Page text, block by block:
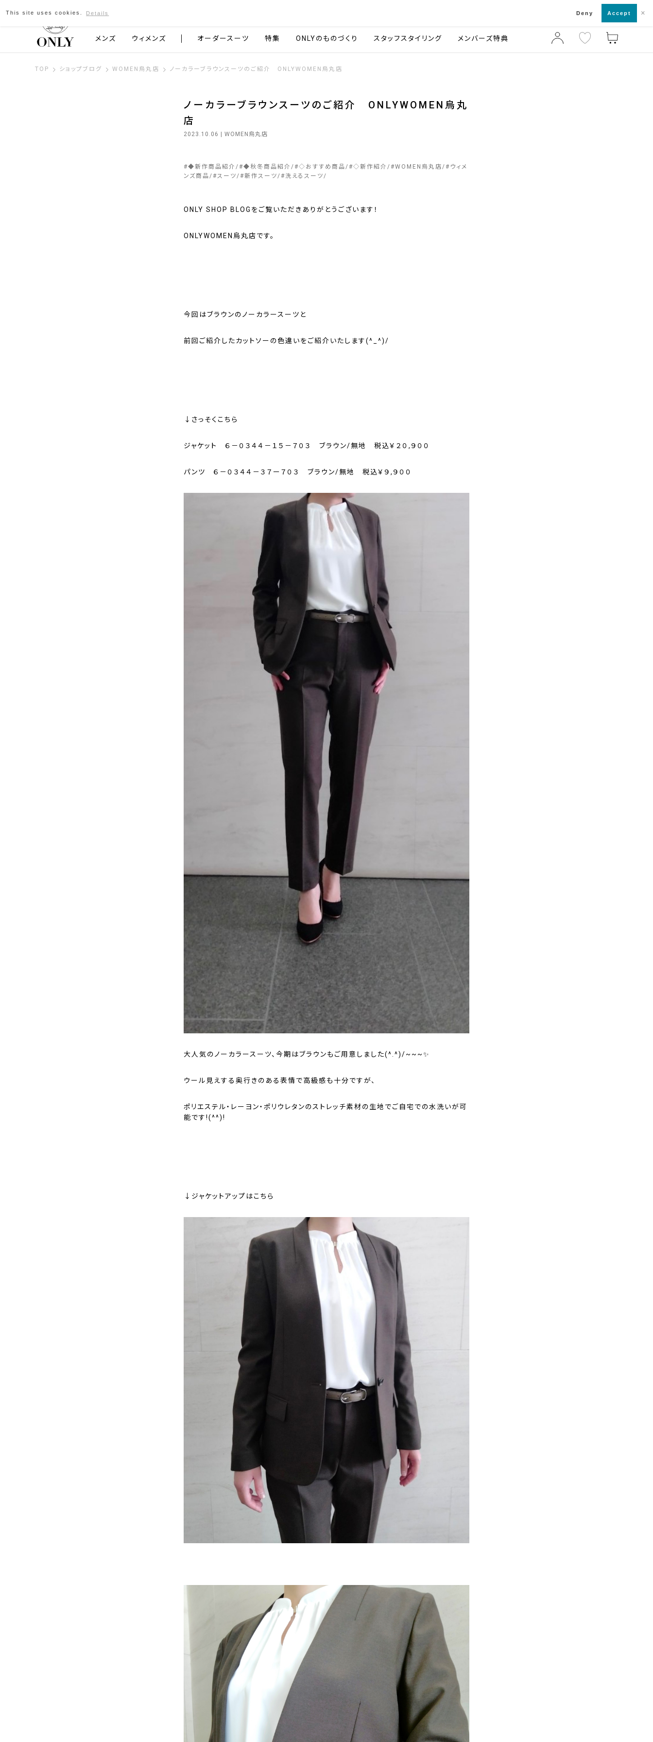
京都発のスーツブランド ONLY 店舗一覧・来店予約
メンズ ウィメンズ オーダースーツ 特集 ONLYのものづくり スタッフスタイリング メンバーズ特典
TOP ショップブログ WOMEN烏丸店 ノーカラーブラウンスーツのご紹介 ONLYWOMEN烏丸店
ノーカラーブラウンスーツのご紹介 ONLYWOMEN烏丸
店
2023.10.06 | WOMEN烏丸店
#◆新作商品紹介 #◆秋冬商品紹介 #◇おすすめ商品 #◇新作紹介 #WOMEN烏丸店 # ウィメ
ンズ商品
#スーツ #新作スーツ #洗えるスーツ
ONLY SHOP BLOGをご覧いただきありがとうございます！
ONLYWOMEN烏丸店です。
今回はブラウンのノーカラースーツと
前回ご紹介したカットソーの色違いをご紹介いたします(^_^)/
↓さっそくこちら
ジャケット ６－０３４４－１５－７０３ ブラウン/無地 税込￥２０,９００
パンツ ６－０３４４－３７ー７０３ ブラウン/無地 税込￥９,９００
大人気のノーカラースーツ、今期はブラウンもご用意しました(^.^)/~~~✨
ウール見えする奥行きのある表情で高級感も十分ですが、
ポリエステル・レーヨン・ポリウレタンのストレッチ素材の生地でご自宅での水洗いが可
能です!(^^)!
↓ジャケットアップはこちら
This site uses cookies. Details Deny Accept ×